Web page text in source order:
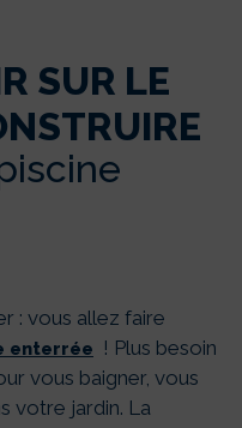
SUR LE
: vous allez faire
enterrée
! Plus besoin
vous baigner, vous
votre jardin. La